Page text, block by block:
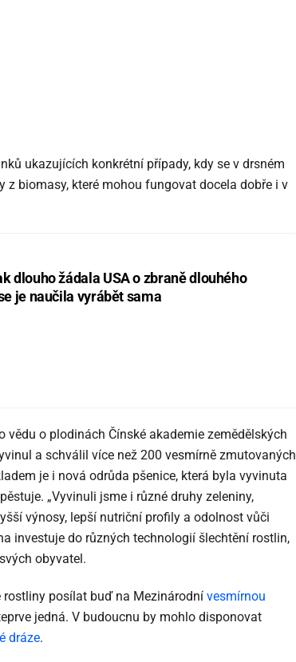
ukazujících konkrétní případy, kdy se v drsném
z biomasy, které mohou fungovat docela dobře i v
dlouho žádala USA o zbraně dlouhého
je naučila vyrábět sama
o plodinách Čínské akademie zemědělských
a schválil více než 200 vesmírně zmutovaných
je i nová odrůda pšenice, která byla vyvinuta
„Vyvinuli jsme i různé druhy zeleniny,
výnosy, lepší nutriční profily a odolnost vůči
investuje do různých technologií šlechtění rostlin,
obyvatel.
posílat buď na Mezinárodní vesmírnou
jedná. V budoucnu by mohlo disponovat
dráze.